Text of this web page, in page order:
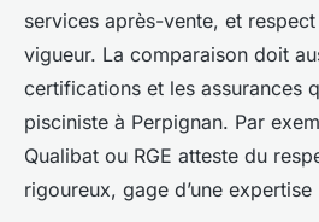
services après-vente, et
vigueur. La comparaison doit
certifications et les assurances
pisciniste à Perpignan. Par
Qualibat ou RGE atteste du
rigoureux, gage d’une expertise